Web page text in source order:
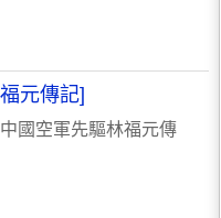
元傳記]
國空軍先驅林福元傳